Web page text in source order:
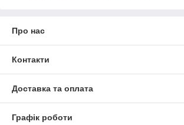
Про нас
Контакти
Доставка та оплата
Графік роботи